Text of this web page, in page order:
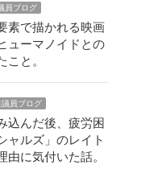
員ブログ
素で描かれる映画
ューマノイドとの
こと。
議員ブログ
込んだ後、疲労困
ャルズ」のレイト
由に気付いた話。